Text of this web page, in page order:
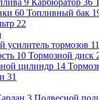
9 Карбюратор 36
60 Топливный бак
22
усилитель тормозов 11
10 Тормозной диск
цилиндр 14
31